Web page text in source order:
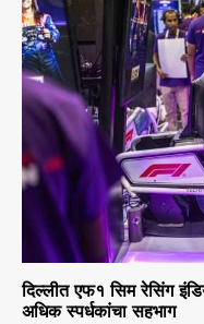
दिल्लीत एफ१ सिम रेसिंग
अधिक स्पर्धकांचा सहभाग